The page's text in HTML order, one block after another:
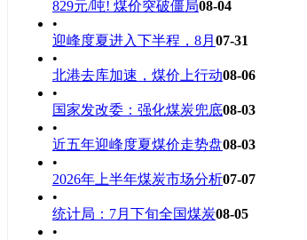
829元/吨! 煤价突破僵局08-04
•
迎峰度夏进入下半程，8月 07-31
•
北港去库加速，煤价上行动08-06
•
国家发改委：强化煤炭兜底08-03
•
近五年迎峰度夏煤价走势盘08-03
•
2026年上半年煤炭市场分析07-07
•
统计局：7月下旬全国煤炭08-05
•